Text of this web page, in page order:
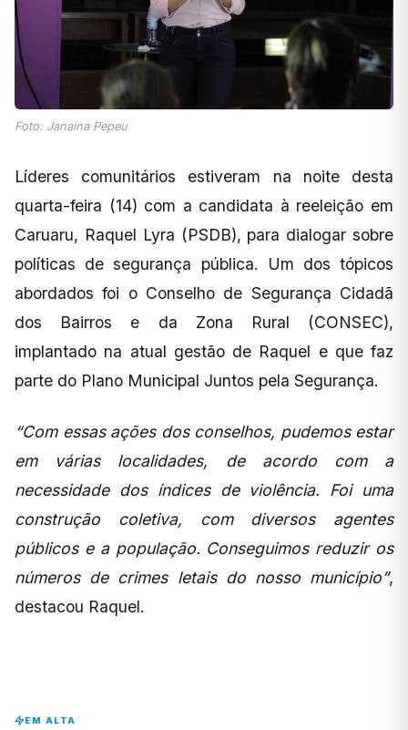
Foto: Janaina Pepeu
Líderes comunitários estiveram na noite desta
quarta-feira (14) com a candidata à reeleição em
Caruaru, Raquel Lyra (PSDB), para dialogar sobre
políticas de segurança pública. Um dos tópicos
abordados foi o Conselho de Segurança Cidadã
dos Bairros e da Zona Rural (CONSEC),
implantado na atual gestão de Raquel e que faz
parte do Plano Municipal Juntos pela Segurança.
“Com essas ações dos conselhos, pudemos estar
em várias localidades, de acordo com a
necessidade dos índices de violência. Foi uma
construção coletiva, com diversos agentes
públicos e a população. Conseguimos reduzir os
números de crimes letais do nosso município”,
destacou Raquel.
EM ALTA